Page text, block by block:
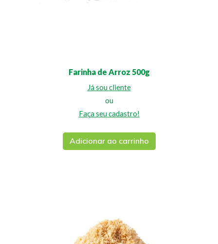
Farinha de Arroz 500g
Já sou cliente
ou
Faça seu cadastro!
Adicionar ao carrinho